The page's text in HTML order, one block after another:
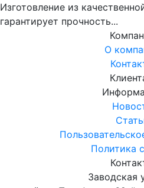
Изготовление из
гарантирует прочность...
О
Политика
Заводская